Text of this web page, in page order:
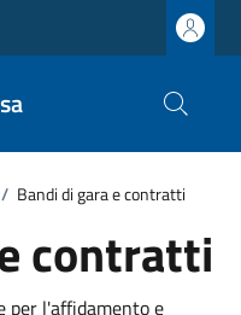
/ Bandi di gara e contratti
contratti
per l'affidamento e